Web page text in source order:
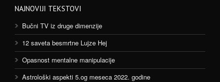
NAJNOVIJI TEKSTOVI
Bučni TV iz druge dimenzije
12 saveta besmrtne Lujze Hej
Opasnost mentalne manipulacije
Astrološki aspekti 5.og meseca 2022. godine